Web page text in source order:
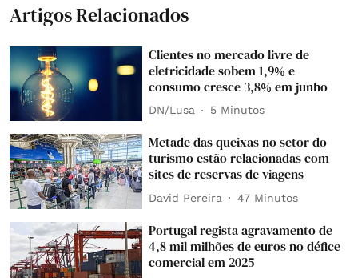
Artigos Relacionados
Clientes no mercado livre de
eletricidade sobem 1,9% e
consumo cresce 3,8% em junho
DN/Lusa 5 Minutos
Metade das queixas no setor do
turismo estão relacionadas com
sites de reservas de viagens
David Pereira 47 Minutos
Portugal regista agravamento de
4,8 mil milhões de euros no défice
comercial em 2025